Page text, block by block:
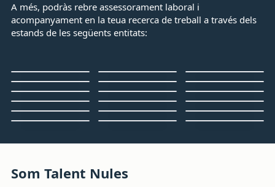
A més, podràs rebre assessorament laboral i
acompanyament en la teua recerca de treball a través dels
estands de les següents entitats:
Som Talent Nules